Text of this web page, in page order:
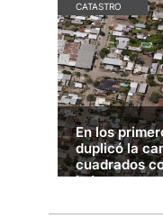
CATASTRO
En los
duplicó la
cuadrados
la base